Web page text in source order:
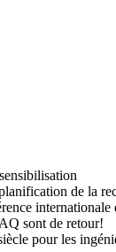
de la
sont de retour!
pour les